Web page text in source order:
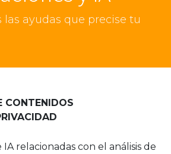
ayudas que precise tu
relacionadas con el análisis de
CONTENIDOS